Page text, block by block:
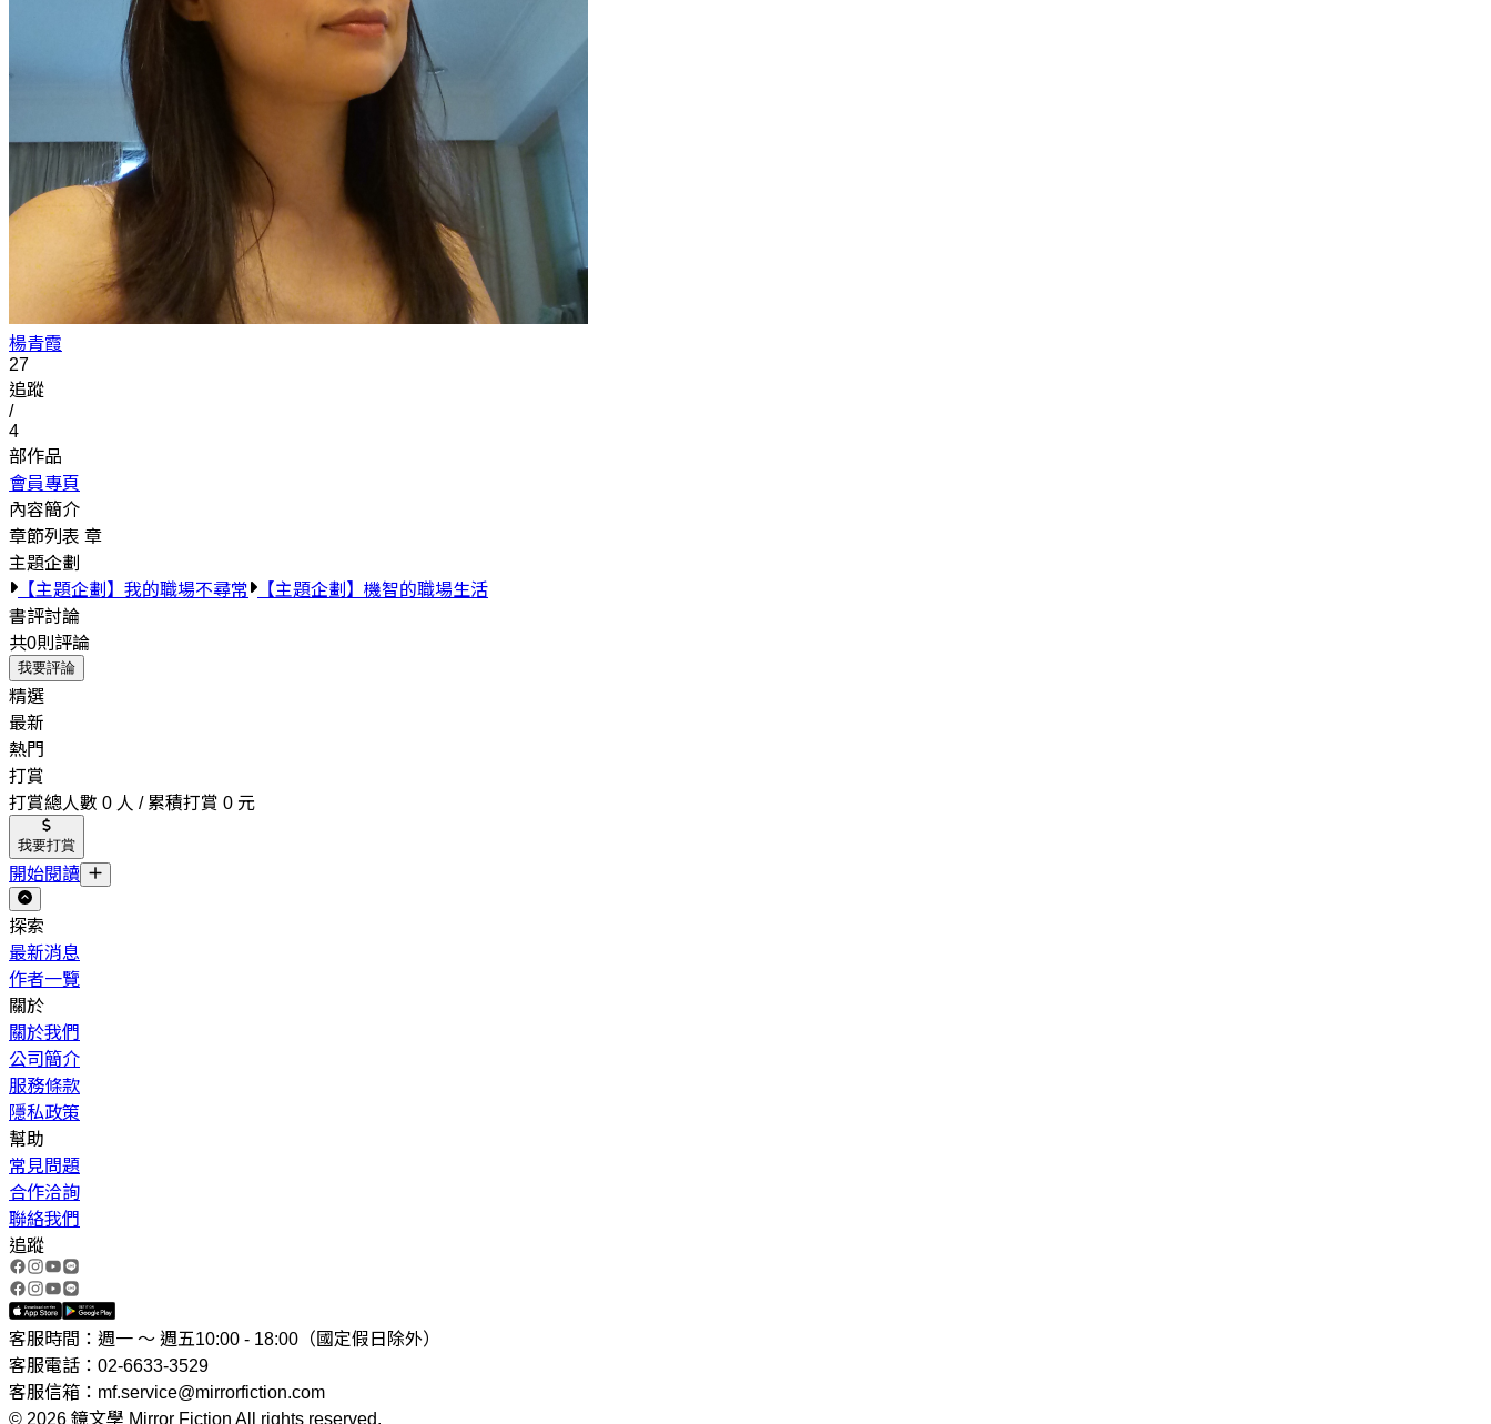
楊青霞
27
追蹤
/
4
部作品
會員專頁
內容簡介
章節列表 章
主題企劃
【主題企劃】我的職場不尋常
【主題企劃】機智的職場生活
書評討論
共0則評論
我要評論
精選
最新
熱門
打賞
打賞總人數 0 人 / 累積打賞 0 元
我要打賞
開始閱讀
探索
最新消息
作者一覽
關於
關於我們
公司簡介
服務條款
隱私政策
幫助
常見問題
合作洽詢
聯絡我們
追蹤
客服時間：週一 ～ 週五10:00 - 18:00（國定假日除外）
客服電話：02-6633-3529
客服信箱：mf.service@mirrorfiction.com
© 2026 鏡文學 Mirror Fiction All rights reserved.